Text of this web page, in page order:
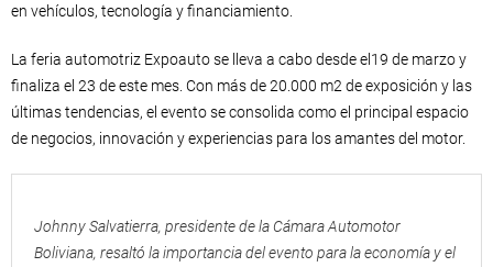
en vehículos, tecnología y financiamiento.
La feria automotriz Expoauto se lleva a cabo desde el19 de marzo y
finaliza el 23 de este mes. Con más de 20.000 m2 de exposición y las
últimas tendencias, el evento se consolida como el principal espacio
de negocios, innovación y experiencias para los amantes del motor.
Johnny Salvatierra, presidente de la Cámara Automotor
Boliviana, resaltó la importancia del evento para la economía y el